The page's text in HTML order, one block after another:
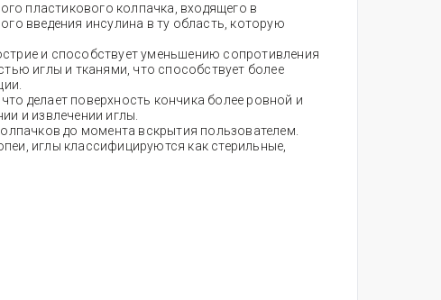
пластикового колпачка, входящего в
введения инсулина в ту область, которую
и способствует уменьшению сопротивления
иглы и тканями, что способствует более
делает поверхность кончика более ровной и
и извлечении иглы.
до момента вскрытия пользователем.
иглы классифицируются как стерильные,